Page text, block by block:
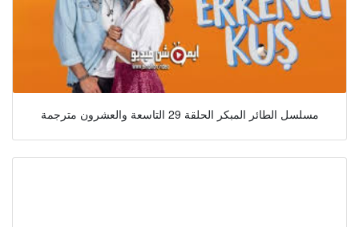
مسلسل الطائر المبكر الحلقة 29 التاسعة والعشرون مترجمة